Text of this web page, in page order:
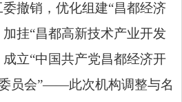
撤销，优化组建“昌都经济
挂“昌都高新技术产业开发
立“中国共产党昌都经济开
员会”——此次机构调整与名